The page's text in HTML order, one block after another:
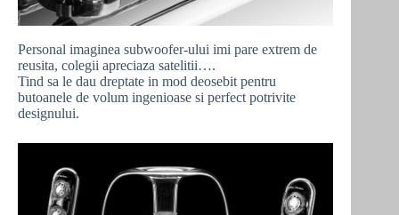
Personal imaginea subwoofer-ului imi pare extrem de
reusita, colegii apreciaza satelitii….
Tind sa le dau dreptate in mod deosebit pentru
butoanele de volum ingenioase si perfect potrivite
designului.